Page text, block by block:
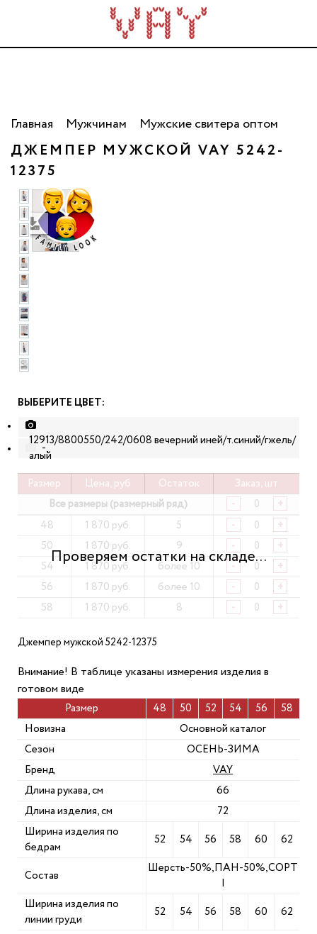
Трикотаж для всей семьи. Сделано в России. Опт
от 5 000 рублей.
Главная Мужчинам Мужские свитера оптом
ДЖЕМПЕР МУЖСКОЙ VAY 5242-
12375
ВЫБЕРИТЕ ЦВЕТ:
12913/8800550/242/0608 вечерний иней/т.синий/гжель/
алый
-
Размер Цена, руб Остаток
Заказ, шт
Все размеры (размерный ряд)
- +
48 1 870 руб. 5 - +
50 1 870 руб. 9 - +
54 1 870 руб. более 10 - +
56 1 870 руб. более 10 - +
58 1 870 руб. 8 - +
Джемпер мужской 5242-12375
Внимание! В таблице указаны измерения изделия в
готовом виде
Размер 48 50 52 54 56
58
Новизна
Основной каталог
Сезон
ОСЕНЬ-ЗИМА
Бренд
VAY
Длина рукава, см
66
Длина изделия, см
72
Ширина изделия по
бедрам
52 54 56 58 60 62
Состав
Шерсть-50%,ПАН-50%,СОРТ
Ширина изделия по
линии груди
52 54 56 58 60 62